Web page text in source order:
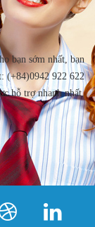
bạn sớm nhất, bạn
(+84)0942 922 622
hỗ trợ nhanh nhất.